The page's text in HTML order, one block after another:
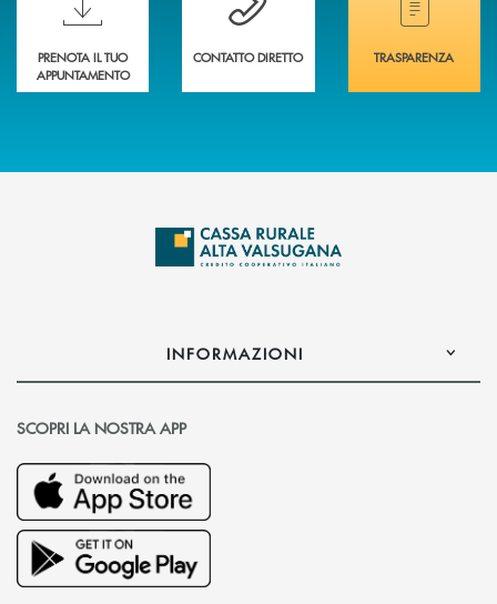
PRENOTA IL TUO
APPUNTAMENTO
CONTATTO DIRETTO TRASPARENZA
INFORMAZIONI
SCOPRI LA NOSTRA APP